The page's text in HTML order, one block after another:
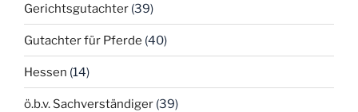
Gerichtsgutachter (39)
Gutachter für Pferde (40)
Hessen (14)
ö.b.v. Sachverständiger (39)